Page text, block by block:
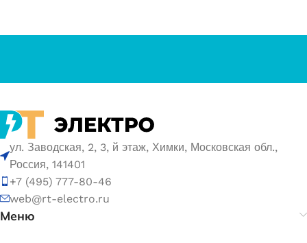
ул. Заводская, 2, 3, й этаж, Химки, Московская обл.,
Россия, 141401
+7 (495) 777-80-46
web@rt-electro.ru
Меню